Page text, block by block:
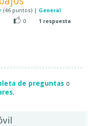
(46 puntos) | General
0
1 respuesta
de preguntas o
.